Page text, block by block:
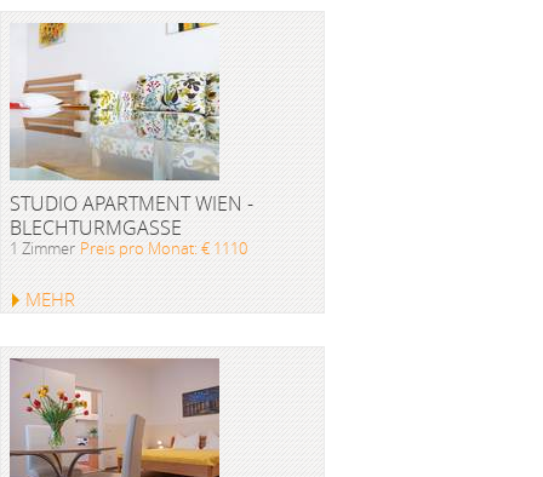
STUDIO APARTMENT WIEN -
BLECHTURMGASSE
1 Zimmer Preis pro Monat: € 1110
MEHR